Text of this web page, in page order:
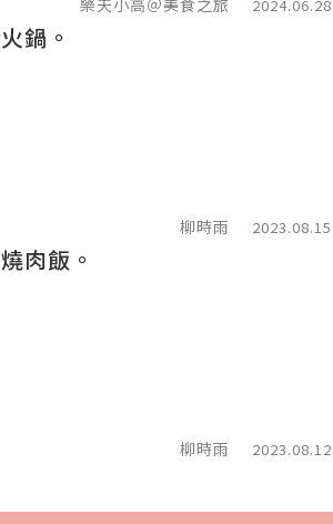
樂天小高＠美食之旅 2024.06.28
鍋。
柳時雨 2023.08.15
肉飯。
柳時雨 2023.08.12